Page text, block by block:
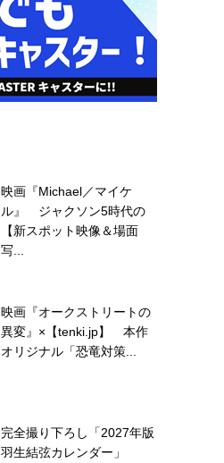
映画『Michael／マイケ
ル』 ジャクソン5時代の
【新スポット映像＆場面
写...
映画『オークストリートの
異変』×【tenki.jp】 本作
オリジナル「恐竜対策...
完全撮り下ろし「2027年版
羽生結弦カレンダー」